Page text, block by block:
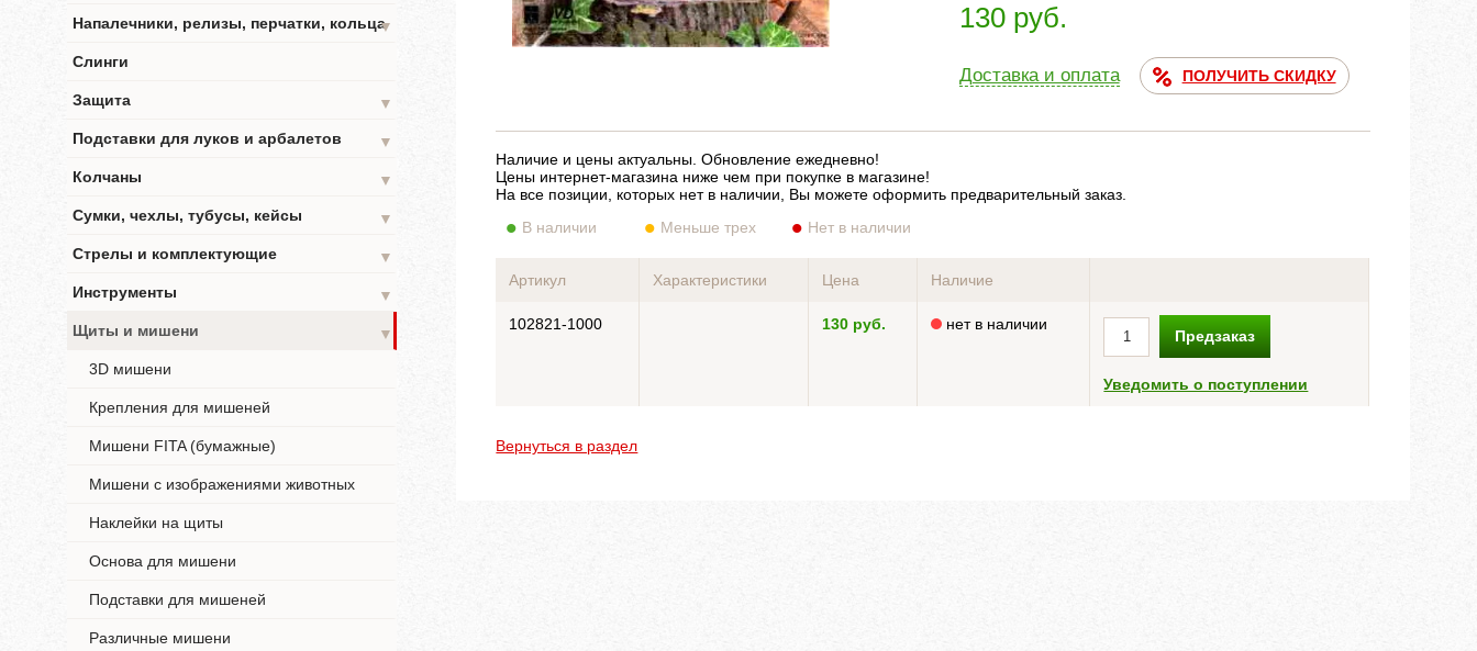
Напалечники, релизы, перчатки, кольца▼
Слинги
Защита
▼
Подставки для луков и арбалетов
▼
Колчаны
▼
Сумки, чехлы, тубусы, кейсы
▼
Стрелы и комплектующие
▼
Инструменты
▼
Щиты и мишени
▼
3D мишени
Крепления для мишеней
Мишени FITA (бумажные)
Мишени с изображениями животных
Наклейки на щиты
Основа для мишени
Подставки для мишеней
Различные мишени
130 руб.
Доставка и оплата ПОЛУЧИТЬ СКИДКУ
Наличие и цены актуальны. Обновление ежедневно!
Цены интернет-магазина ниже чем при покупке в магазине!
На все позиции, которых нет в наличии, Вы можете оформить предварительный заказ.
В наличии
Меньше трех Нет в наличии
Артикул Характеристики Цена Наличие
102821-1000 130 руб. нет в наличии
Предзаказ
Уведомить о поступлении
Вернуться в раздел